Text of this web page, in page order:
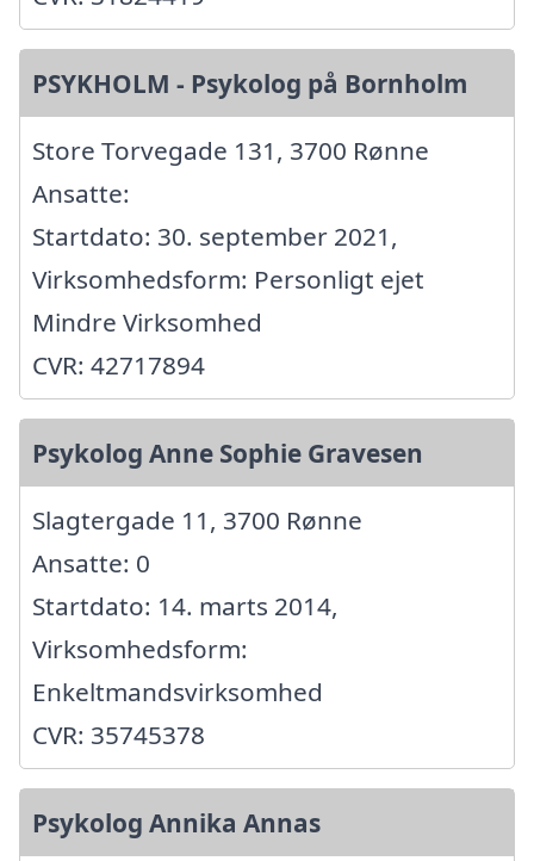
PSYKHOLM - Psykolog på Bornholm
Store Torvegade 131, 3700 Rønne
Ansatte:
Startdato: 30. september 2021,
Virksomhedsform: Personligt ejet
Mindre Virksomhed
CVR: 42717894
Psykolog Anne Sophie Gravesen
Slagtergade 11, 3700 Rønne
Ansatte: 0
Startdato: 14. marts 2014,
Virksomhedsform:
Enkeltmandsvirksomhed
CVR: 35745378
Psykolog Annika Annas